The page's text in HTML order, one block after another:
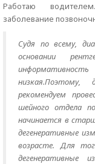
Работаю
заболевание
Судя по всему,
основании
низкая.Поэтому,
рекомендуем
шейного отдела
начинается в
дегенеративные
возрасте. Для
дегенеративные